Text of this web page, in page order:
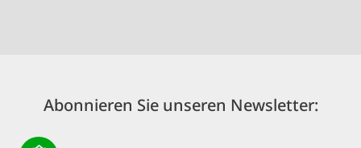
Abonnieren Sie unseren Newsletter: